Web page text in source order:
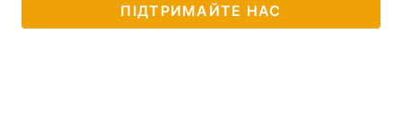
ПІДТРИМАЙТЕ НАС